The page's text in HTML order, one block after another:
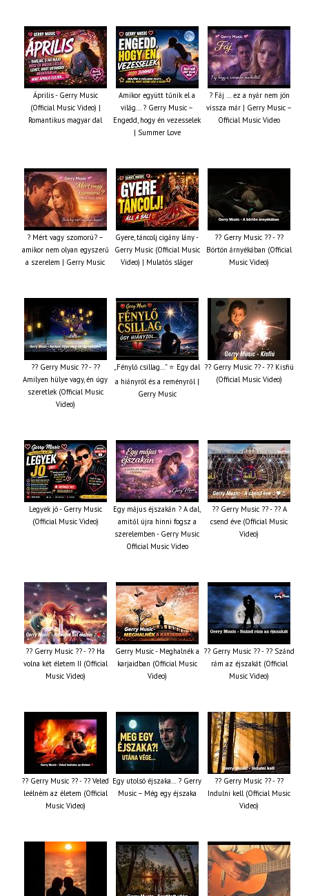
Április - Gerry Music
(Official Music Video) |
Romantikus magyar dal
Amikor együtt tűnik el a
világ... ? Gerry Music –
Engedd, hogy én vezesselek
| Summer Love
? Fáj … ez a nyár nem jön
vissza már | Gerry Music –
Official Music Video
? Mért vagy szomorú? –
amikor nem olyan egyszerű
a szerelem | Gerry Music
Gyere, táncolj cigány lány -
Gerry Music (Official Music
Video) | Mulatós sláger
?? Gerry Music ?? - ??
Börtön árnyékában (Official
Music Video)
?? Gerry Music ?? - ??
Amilyen hülye vagy, én úgy
szeretlek (Official Music
Video)
„Fénylő csillag…” ⭐ Egy dal
a hiányról és a reményről |
Gerry Music
?? Gerry Music ?? - ?? Kisfiú
(Official Music Video)
Legyek jó - Gerry Music
(Official Music Video)
Egy május éjszakán ? A dal,
amitől újra hinni fogsz a
szerelemben - Gerry Music
Official Music Video
?? Gerry Music ?? - ?? A
csend éve (Official Music
Video)
?? Gerry Music ?? - ?? Ha
volna két életem II (Official
Music Video)
Gerry Music - Meghalnék a
karjaidban (Official Music
Video)
?? Gerry Music ?? - ?? Szánd
rám az éjszakát (Official
Music Video)
?? Gerry Music ?? - ?? Veled
leélném az életem (Official
Music Video)
Egy utolsó éjszaka… ? Gerry
Music – Még egy éjszaka
?? Gerry Music ?? - ??
Indulni kell (Official Music
Video)